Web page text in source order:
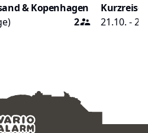
& Kopenhagen ab Kiel
2
Kurzreise
21.10. -